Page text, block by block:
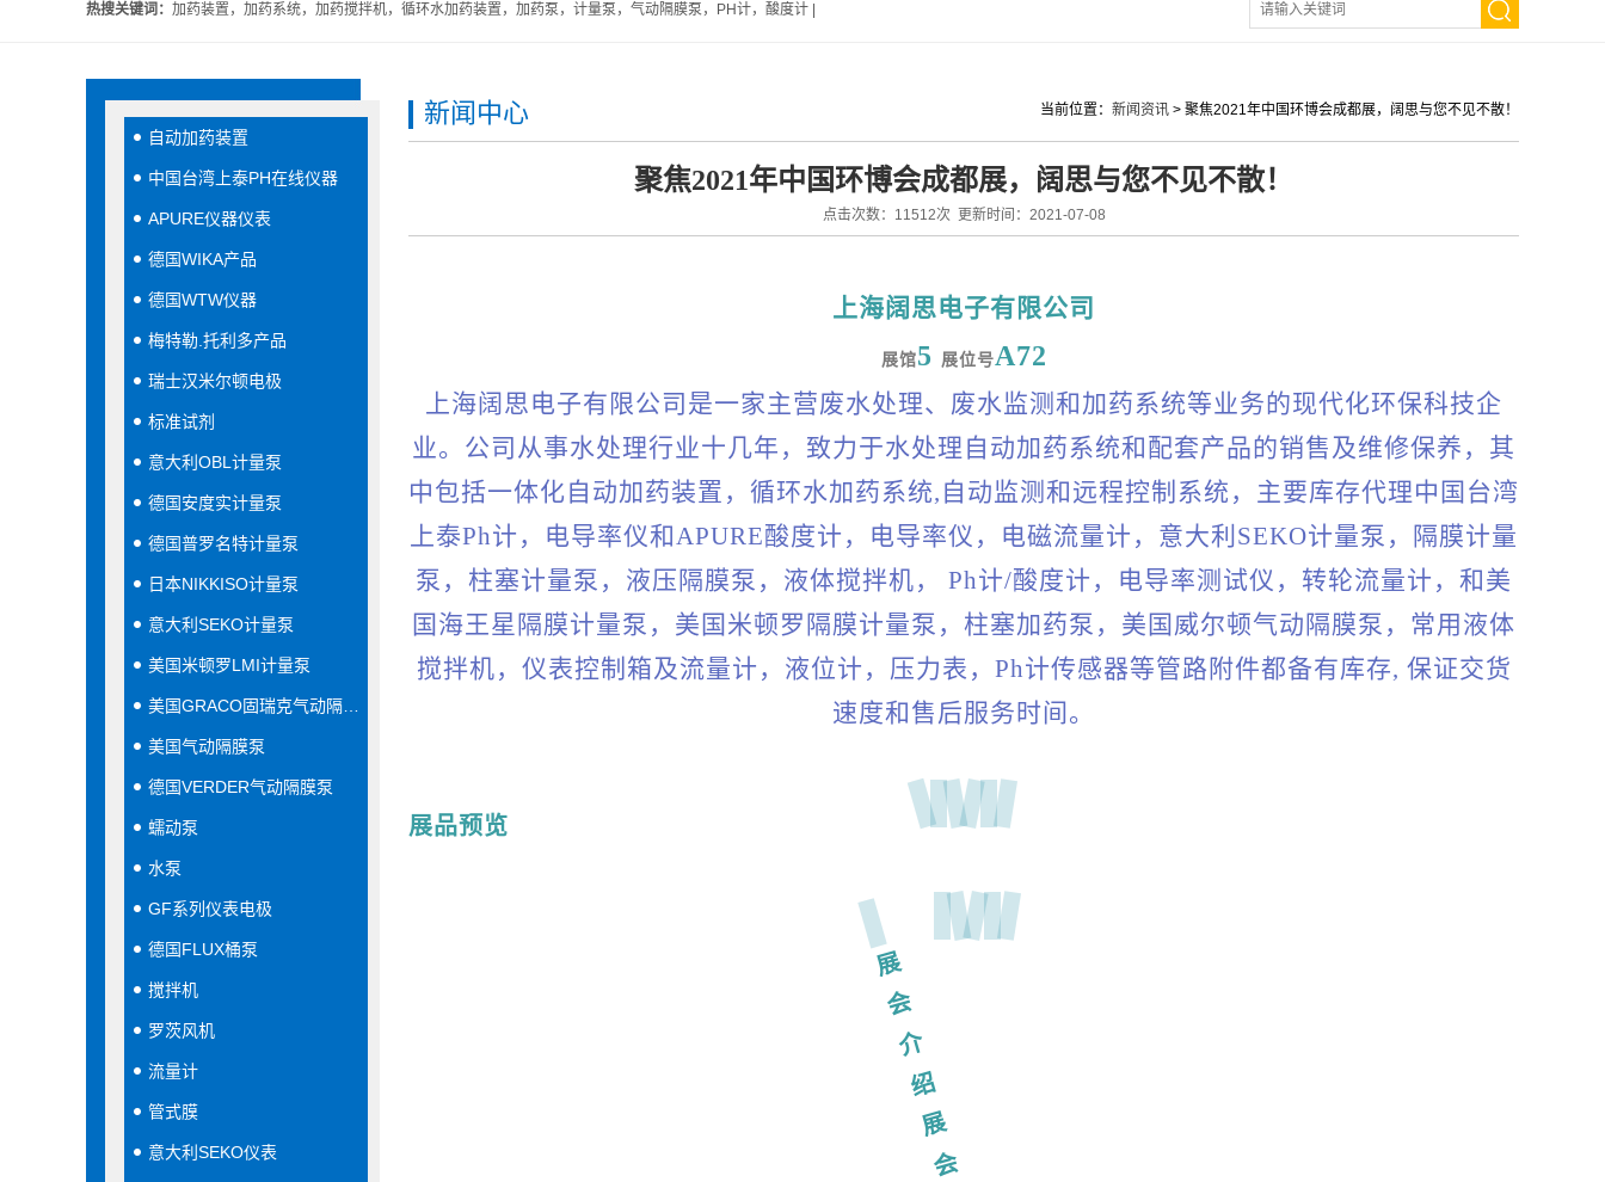
热搜关键词： 加药装置，加药系统，加药搅拌机，循环水加药装置，加药泵，计量泵，气动隔膜泵，PH计，酸度计 |
自动加药装置
中国台湾上泰PH在线仪器
APURE仪器仪表
德国WIKA产品
德国WTW仪器
梅特勒.托利多产品
瑞士汉米尔顿电极
标准试剂
意大利OBL计量泵
德国安度实计量泵
德国普罗名特计量泵
日本NIKKISO计量泵
意大利SEKO计量泵
美国米顿罗LMI计量泵
美国气动隔膜泵
德国VERDER气动隔膜泵
蠕动泵
水泵
GF系列仪表电极
德国FLUX桶泵
搅拌机
罗茨风机
流量计
管式膜
意大利SEKO仪表
当前位置： 新闻资讯 > 聚焦2021年中国环博会成都展，阔思与您不见不散！
新闻中心
聚焦2021年中国环博会成都展，阔思与您不见不散！
点击次数：11512次 更新时间：2021-07-08
上海阔思电子有限公司
展馆5 展位号A72
上海阔思电子有限公司是一家主营废水处理、废水监测和加药系统等业务的现代化环保科技企
业。公司从事水处理行业十几年，致力于水处理自动加药系统和配套产品的销售及维修保养，其
中包括一体化自动加药装置，循环水加药系统,自动监测和远程控制系统，主要库存代理中国台湾
上泰Ph计，电导率仪和APURE酸度计，电导率仪，电磁流量计，意大利SEKO计量泵，隔膜计量
泵，柱塞计量泵，液压隔膜泵，液体搅拌机， Ph计/酸度计，电导率测试仪，转轮流量计，和美
国海王星隔膜计量泵，美国米顿罗隔膜计量泵，柱塞加药泵，美国威尔顿气动隔膜泵，常用液体
搅拌机，仪表控制箱及流量计，液位计，压力表，Ph计传感器等管路附件都备有库存, 保证交货
速度和售后服务时间。
展品预览
展
会
介
绍
展
会